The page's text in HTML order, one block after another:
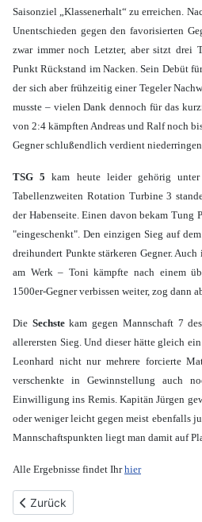
Saisonziel „Klassenerhalt“ zu erreichen.
Unentschieden gegen den favorisierten
zwar immer noch Letzter, aber sitzt drei
Punkt Rückstand im Nacken. Sein Debüt
der sich aber frühzeitig einer Tegeler
musste – vielen Dank dennoch für das
von 2:4 kämpften Andreas und Ralf noch
Gegner schlußendlich verdient
TSG 5 kam heute leider gehörig
Tabellenzweiten Rotation Turbine 3
der Habenseite. Einen davon bekam Tung
"eingeschenkt". Den einzigen Sieg auf
dreihundert Punkte stärkeren Gegner.
am Werk – Toni kämpfte nach einem
1500er-Gegner verbissen weiter, zog dann
Die Sechstekam gegen Mannschaft 7
allerersten Sieg. Und dieser hätte gleich
Leonhard nicht nur mehrere forcierte
verschenkte in Gewinnstellung auch
Einwilligung ins Remis. Kapitän Jürgen
oder weniger leicht gegen meist ebenfalls
Mannschaftspunkten liegt man damit auf
Alle Ergebnisse findet Ihrhier
Vorheriger Beitrag: Vier Turniere -
Zurück